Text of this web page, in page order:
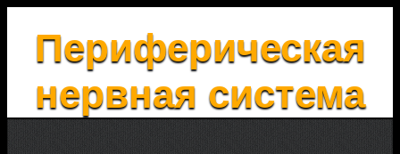
Периферическая
нервная система